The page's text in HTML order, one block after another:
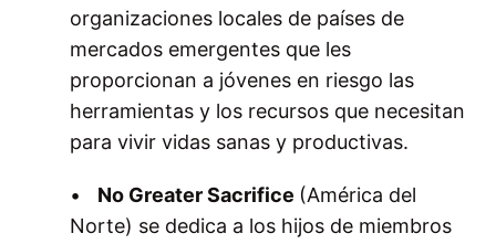
organizaciones locales de países de
mercados emergentes que les
proporcionan a jóvenes en riesgo las
herramientas y los recursos que necesitan
para vivir vidas sanas y productivas.
• No Greater Sacrifice (América del
Norte) se dedica a los hijos de miembros